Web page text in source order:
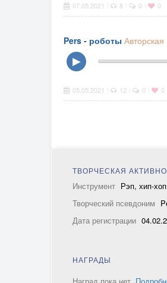
07.05.2021 8 0 0
Pers - роботы Авторская
▶
05.05.2021 12 0 0
ТВОРЧЕСКАЯ
Инструмент Рэп, хип-хоп
Творческий псевдоним
Дата регистрации
НАГРАДЫ